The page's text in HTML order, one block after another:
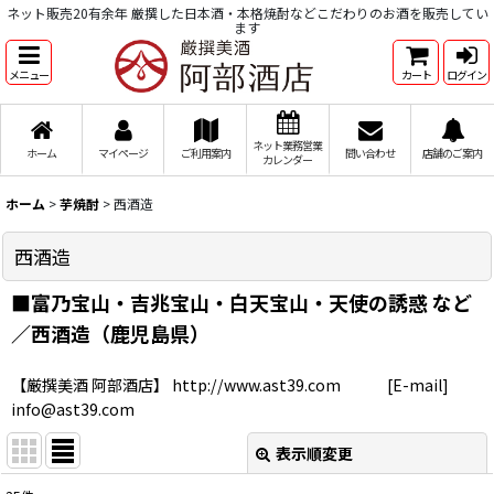
ネット販売20有余年 厳撰した日本酒・本格焼酎などこだわりのお酒を販売してい
ます
メニュー カート ログイン
ホーム マイページ ご利用案内
ネット業務営業
カレンダー
問い合わせ 店舗のご案内
ホーム >芋焼酎 >西酒造
西酒造
■富乃宝山・吉兆宝山・白天宝山・天使の誘惑 など
／西酒造（鹿児島県）
【厳撰美酒 阿部酒店】 http://www.ast39.com [E-mail]
info@ast39.com
表示順変更